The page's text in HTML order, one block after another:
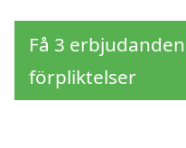
Få 3
förpliktelser